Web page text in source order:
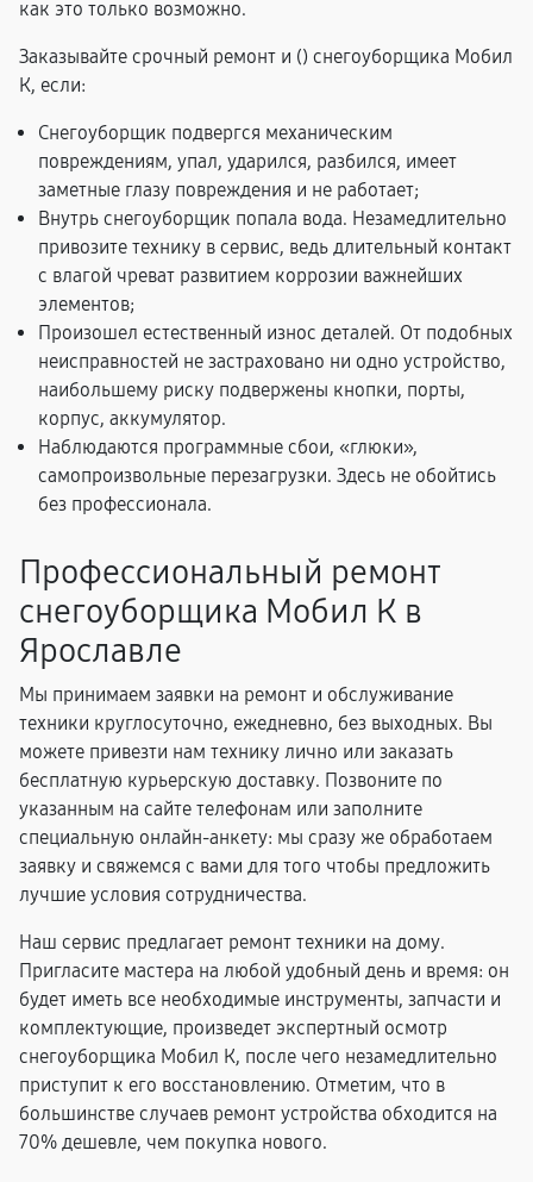
как это только возможно.
Заказывайте срочный ремонт и () снегоуборщика Мобил
К, если:
Снегоуборщик подвергся механическим
повреждениям, упал, ударился, разбился, имеет
заметные глазу повреждения и не работает;
Внутрь снегоуборщик попала вода. Незамедлительно
привозите технику в сервис, ведь длительный контакт
с влагой чреват развитием коррозии важнейших
элементов;
Произошел естественный износ деталей. От подобных
неисправностей не застраховано ни одно устройство,
наибольшему риску подвержены кнопки, порты,
корпус, аккумулятор.
Наблюдаются программные сбои, «глюки»,
самопроизвольные перезагрузки. Здесь не обойтись
без профессионала.
Профессиональный ремонт
снегоуборщика Мобил К в
Ярославле
Мы принимаем заявки на ремонт и обслуживание
техники круглосуточно, ежедневно, без выходных. Вы
можете привезти нам технику лично или заказать
бесплатную курьерскую доставку. Позвоните по
указанным на сайте телефонам или заполните
специальную онлайн-анкету: мы сразу же обработаем
заявку и свяжемся с вами для того чтобы предложить
лучшие условия сотрудничества.
Наш сервис предлагает ремонт техники на дому.
Пригласите мастера на любой удобный день и время: он
будет иметь все необходимые инструменты, запчасти и
комплектующие, произведет экспертный осмотр
снегоуборщика Мобил К, после чего незамедлительно
приступит к его восстановлению. Отметим, что в
большинстве случаев ремонт устройства обходится на
70% дешевле, чем покупка нового.